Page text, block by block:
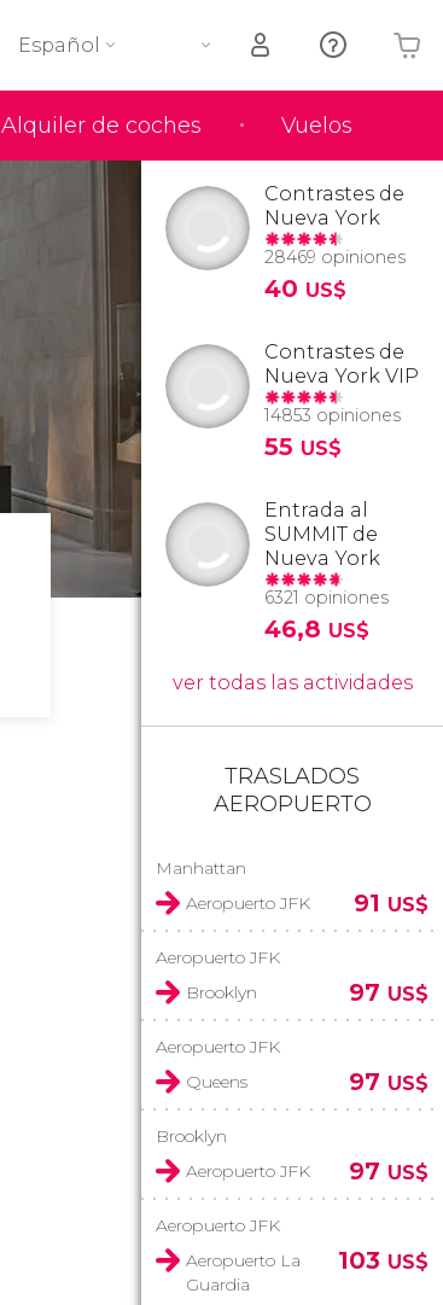
Alquiler de coches Vuelos
Español
Tu carrito está vacío
Contrastes de
Nueva York
28469 opiniones
40 US$
Contrastes de
Nueva York VIP
14853 opiniones
55 US$
Entrada al
SUMMIT de
Nueva York
6321 opiniones
46,8 US$
ver todas las actividades
TRASLADOS
AEROPUERTO
Manhattan
Aeropuerto JFK
91 US$
Aeropuerto JFK
Brooklyn
97 US$
Aeropuerto JFK
Queens
97 US$
Brooklyn
Aeropuerto JFK
97 US$
Aeropuerto JFK
Aeropuerto La
Guardia
103 US$